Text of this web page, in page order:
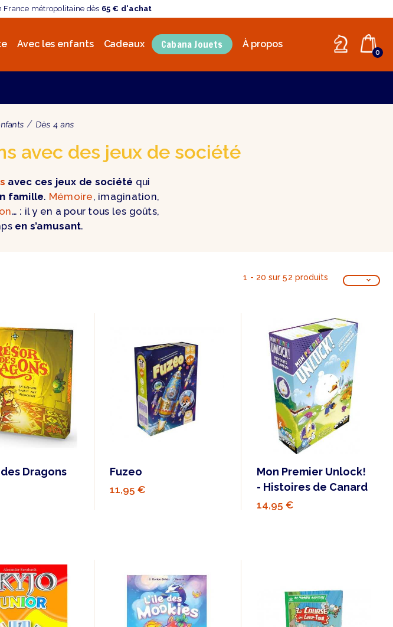
France métropolitaine dès 65 € d'achat
Avec les enfants Cadeaux Cabana Jouets À propos
0
Dès 4 ans
avec des jeux de société
avec ces jeux de société qui
famille. Mémoire, imagination,
… : il y en a pour tous les goûts,
en s’amusant.
1 - 20 sur 52 produits
Dragons Fuzeo
11,95 €
Mon Premier Unlock!
- Histoires de Canard
14,95 €